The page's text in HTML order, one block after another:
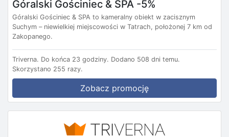
Góralski Gościniec & SPA -5%
Góralski Gościniec & SPA to kameralny obiekt w zacisznym
Suchym – niewielkiej miejscowości w Tatrach, położonej 7 km od
Zakopanego.
Triverna. Do końca 23 godziny. Dodano 508 dni temu.
Skorzystano 255 razy.
Zobacz promocję